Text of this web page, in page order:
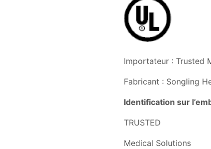
Importateur : Trusted
Fabricant : Songling
Identification sur
TRUSTED
Medical Solutions